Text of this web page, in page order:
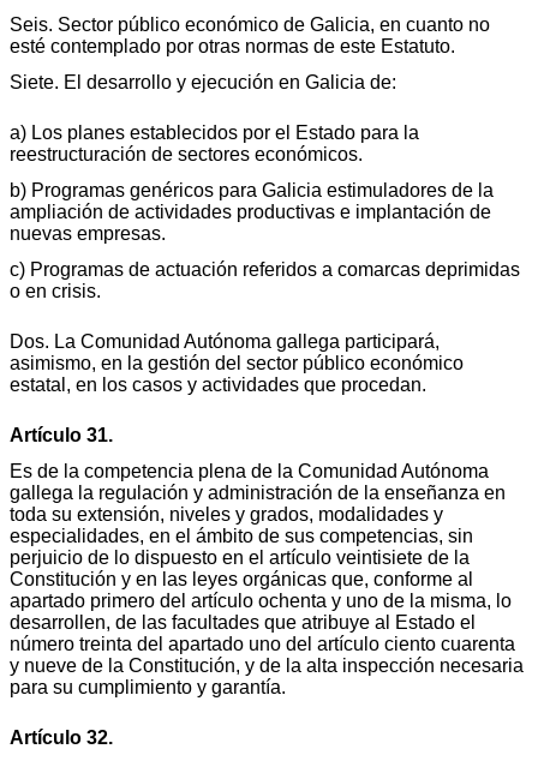
Seis. Sector público económico de Galicia, en cuanto no
esté contemplado por otras normas de este Estatuto.
Siete. El desarrollo y ejecución en Galicia de:
a) Los planes establecidos por el Estado para la
reestructuración de sectores económicos.
b) Programas genéricos para Galicia estimuladores de la
ampliación de actividades productivas e implantación de
nuevas empresas.
c) Programas de actuación referidos a comarcas deprimidas
o en crisis.
Dos. La Comunidad Autónoma gallega participará,
asimismo, en la gestión del sector público económico
estatal, en los casos y actividades que procedan.
Artículo 31.
Es de la competencia plena de la Comunidad Autónoma
gallega la regulación y administración de la enseñanza en
toda su extensión, niveles y grados, modalidades y
especialidades, en el ámbito de sus competencias, sin
perjuicio de lo dispuesto en el artículo veintisiete de la
Constitución y en las leyes orgánicas que, conforme al
apartado primero del artículo ochenta y uno de la misma, lo
desarrollen, de las facultades que atribuye al Estado el
número treinta del apartado uno del artículo ciento cuarenta
y nueve de la Constitución, y de la alta inspección necesaria
para su cumplimiento y garantía.
Artículo 32.